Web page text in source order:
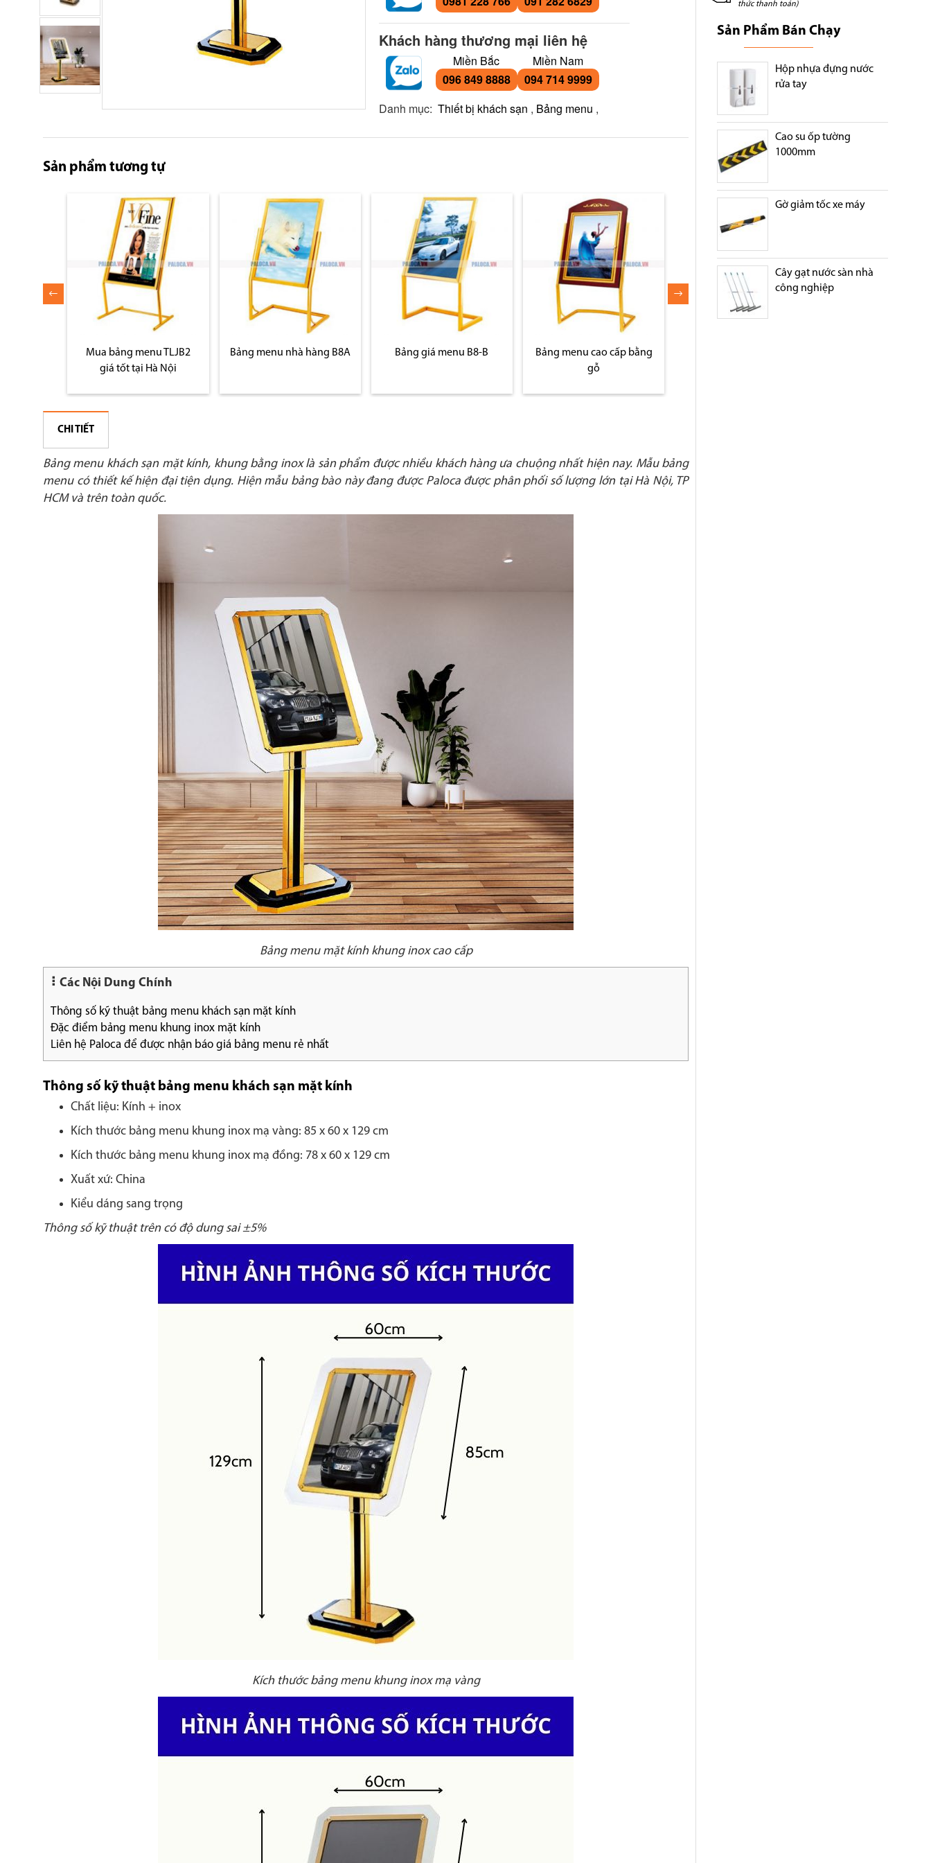
beginning
Khách hàng thương mại liên hệ
Miền Bắc
096 849 8888
Miền Nam
094 714 9999
Danh mục: Thiết bị khách sạn , Bảng menu ,
Sản phẩm tương tự
Mua bảng menu TLJB2
giá tốt tại Hà Nội
Bảng menu nhà hàng B8A Bảng giá menu B8-B
Bảng menu cao cấp bằng
gỗ
CHI TIẾT
Bảng menu khách sạn mặt kính, khung bằng inox là sản phẩm được nhiều khách hàng ưa chuộng nhất hiện nay. Mẫu bảng
menu có thiết kế hiện đại tiện dụng. Hiện mẫu bảng bào này đang được Paloca được phân phối số lượng lớn tại Hà Nội, TP
HCM và trên toàn quốc.
Bảng menu mặt kính khung inox cao cấp
Các Nội Dung Chính
Thông số kỹ thuật bảng menu khách sạn mặt kính
Đặc điểm bảng menu khung inox mặt kính
Liên hệ Paloca để được nhận báo giá bảng menu rẻ nhất
Thông số kỹ thuật bảng menu khách sạn mặt kính
Chất liệu: Kính + inox
Kích thước bảng menu khung inox mạ vàng: 85 x 60 x 129 cm
Kích thước bảng menu khung inox mạ đồng: 78 x 60 x 129 cm
Xuất xứ: China
Kiểu dáng sang trọng
Thông số kỹ thuật trên có độ dung sai ±5%
Kích thước bảng menu khung inox mạ vàng
thức thanh toán)
Sản Phẩm Bán Chạy
Hộp nhựa đựng nước
rửa tay
Cao su ốp tường
1000mm
Gờ giảm tốc xe máy
Cây gạt nước sàn nhà
công nghiệp